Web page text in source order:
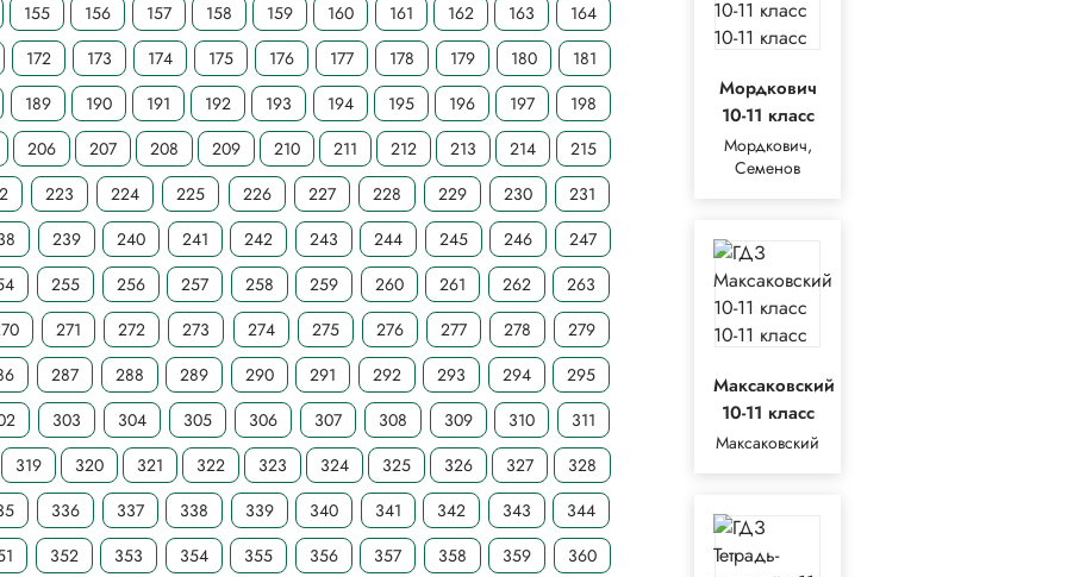
155
156 157 158 159 160 161 162 163
164
172
173 174 175 176 177 178 179 180
181
189
190 191 192 193 194 195 196 197
198
206
207 208 209 210 211 212 213 214
215
223 224 225 226 227 228 229 230
231
239 240 241 242 243 244 245 246
247
255 256 257 258 259 260 261 262
263
271 272 273 274 275 276 277 278
279
287 288 289 290 291 292 293 294
295
303 304 305 306 307 308 309 310
311
319
320 321 322 323 324 325 326 327
328
336 337 338 339 340 341 342 343
344
352 353 354 355 356 357 358 359
360
Мордкович
10-11 класс
Мордкович,
Семенов
Максаковский
10-11 класс
Максаковский